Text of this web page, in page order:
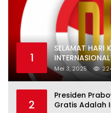
1
SELAMAT HARI
INTERNASIONAL
Mei 3, 2025
2
Presiden
Gratis Adalah